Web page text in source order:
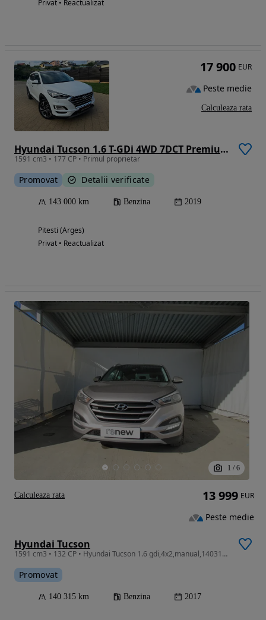
Privat • Reactualizat
Hyundai Tucson 1.6 T-GDi 4WD 7DCT Premium+
1591 cm3 • 177 CP • Primul proprietar
Promovat Detalii verificate
143 000 km Benzina 2019
Pitesti (Arges)
Privat • Reactualizat
17 900 EUR
Peste medie
Calculeaza rata
1 / 6
Hyundai Tucson
1591 cm3 • 132 CP • Hyundai Tucson 1.6 gdi,4x2,manual,140315 km, nerulat Ro,tva neded.
Promovat
140 315 km Benzina 2017
13 999 EUR
Peste medie
Calculeaza rata